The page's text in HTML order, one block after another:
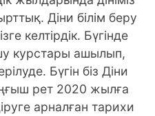
Діни білім беру
келтірдік. Бүгінде
курстары ашылып,
Бүгін біз Діни
рет 2020 жылға
арналған тарихи